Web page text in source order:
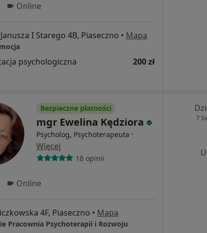
Online
I Starego 4B, Piaseczno • Mapa
psychologiczna 200 zł
Bezpieczne płatności
mgr Ewelina Kędziora
Psycholog, Psychoterapeuta ·
Więcej
18 opinii
Online
4F, Piaseczno • Mapa
Pracownia Psychoterapii i Rozwoju
7